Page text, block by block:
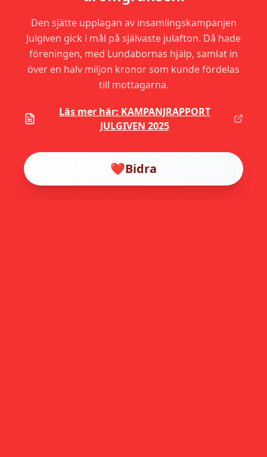
Den sjätte upplagan av insamlingskampanjen
Julgiven gick i mål på självaste julafton. Då hade
föreningen, med Lundabornas hjälp, samlat in
över en halv miljon kronor som kunde fördelas
till mottagarna.
Läs mer här: KAMPANJRAPPORT
JULGIVEN 2025
❤️Bidra